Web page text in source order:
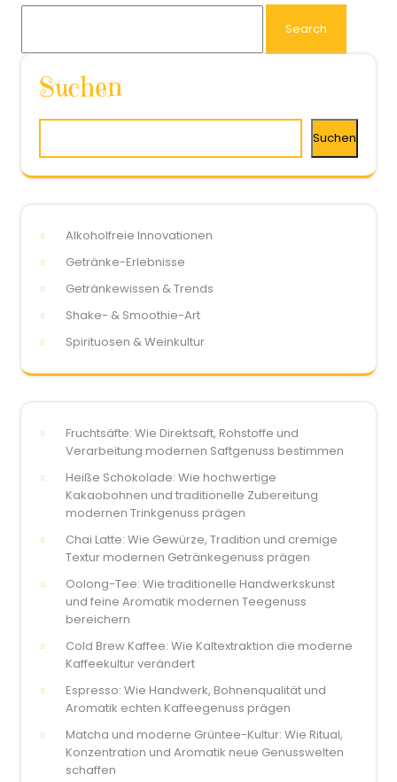
Suchen
Suchen
Alkoholfreie Innovationen
Getränke-Erlebnisse
Getränkewissen & Trends
Shake- & Smoothie-Art
Spirituosen & Weinkultur
Fruchtsäfte: Wie Direktsaft, Rohstoffe und
Verarbeitung modernen Saftgenuss bestimmen
Heiße Schokolade: Wie hochwertige
Kakaobohnen und traditionelle Zubereitung
modernen Trinkgenuss prägen
Chai Latte: Wie Gewürze, Tradition und cremige
Textur modernen Getränkegenuss prägen
Oolong-Tee: Wie traditionelle Handwerkskunst
und feine Aromatik modernen Teegenuss
bereichern
Cold Brew Kaffee: Wie Kaltextraktion die moderne
Kaffeekultur verändert
Espresso: Wie Handwerk, Bohnenqualität und
Aromatik echten Kaffeegenuss prägen
Matcha und moderne Grüntee-Kultur: Wie Ritual,
Konzentration und Aromatik neue Genusswelten
schaffen